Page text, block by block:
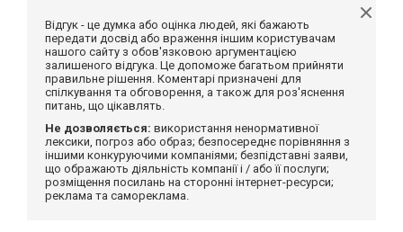
Відгук - це думка або оцінка людей, які бажають
передати досвід або враження іншим користувачам
нашого сайту з обов'язковою аргументацією
залишеного відгука. Це допоможе багатьом прийняти
правильне рішення. Коментарі призначені для
спілкування та обговорення, а також для роз'яснення
питань, що цікавлять.
Не дозволяється: використання ненормативної
лексики, погроз або образ; безпосереднє порівняння з
іншими конкуруючими компаніями; безпідставні заяви,
що ображають діяльність компанії і / або її послуги;
розміщення посилань на сторонні інтернет-ресурси;
реклама та самореклама.